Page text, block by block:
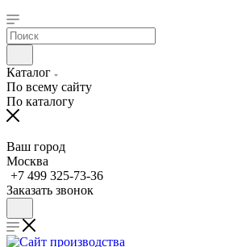
Каталог
По всему сайту
По каталогу
Ваш город
Москва
+7 499 325-73-36
Заказать звонок